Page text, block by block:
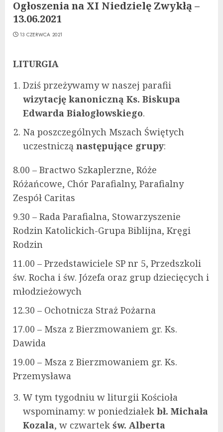
Ogłoszenia na XI Niedzielę Zwykłą –
13.06.2021
13 CZERWCA 2021
LITURGIA
Dziś przeżywamy w naszej parafii
wizytację kanoniczną Ks. Biskupa
Edwarda Białogłowskiego.
Na poszczególnych Mszach Świętych
uczestniczą następujące grupy:
8.00 – Bractwo Szkaplerzne, Róże
Różańcowe, Chór Parafialny, Parafialny
Zespół Caritas
9.30 – Rada Parafialna, Stowarzyszenie
Rodzin Katolickich-Grupa Biblijna, Kręgi
Rodzin
11.00 – Przedstawiciele SP nr 5, Przedszkoli
św. Rocha i św. Józefa oraz grup dziecięcych i
młodzieżowych
12.30 – Ochotnicza Straż Pożarna
17.00 – Msza z Bierzmowaniem gr. Ks.
Dawida
19.00 – Msza z Bierzmowaniem gr. Ks.
Przemysława
W tym tygodniu w liturgii Kościoła
wspominamy: w poniedziałek bł. Michała
Kozala, w czwartek św. Alberta